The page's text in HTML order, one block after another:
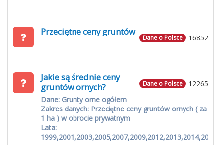
16852
Dane o Polsce
Przeciętne ceny gruntów
12265
Dane o Polsce
Jakie są średnie ceny
gruntów ornych?
Dane: Grunty orne ogółem
Zakres danych: Przeciętne ceny gruntów ornych ( za
1 ha ) w obrocie prywatnym
Lata:
1999,2001,2003,2005,2007,2009,2012,2013,2014,2015